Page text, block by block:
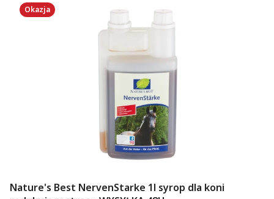
Okazja
Nature's Best NervenStarke 1l syrop dla koni